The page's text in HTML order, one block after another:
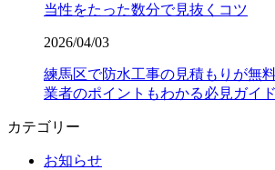
当性をたった数分で見抜くコツ
2026/04/03
練馬区で防水工事の見積もりが無
業者のポイントもわかる必見ガイド
カテゴリー
お知らせ